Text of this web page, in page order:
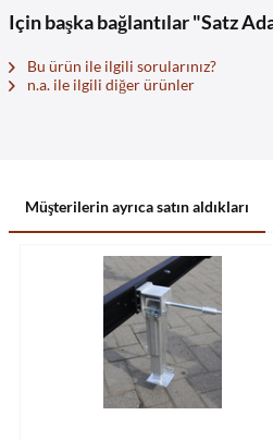
Için başka bağlantılar "Satz
Bu ürün ile ilgili sorularınız?
n.a. ile ilgili diğer ürünler
Müşterilerin ayrıca satın aldıkları